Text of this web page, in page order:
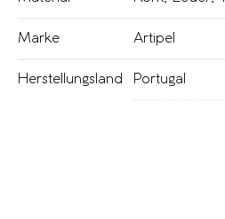
Marke Artipel
Herstellungsland Portugal